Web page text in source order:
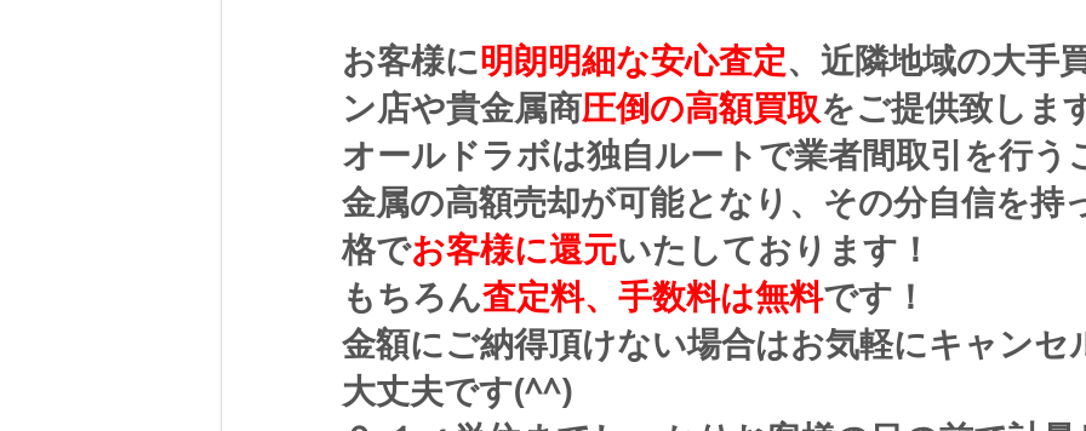
お客様に明朗明細な安心査定、近隣地域の大手
ン店や貴金属商圧倒の高額買取をご提供致しま
オールドラボは独自ルートで業者間取引を行う
金属の高額売却が可能となり、その分自信を持
格でお客様に還元いたしております！
もちろん査定料、手数料は無料です！
金額にご納得頂けない場合はお気軽にキャンセ
大丈夫です(^^)